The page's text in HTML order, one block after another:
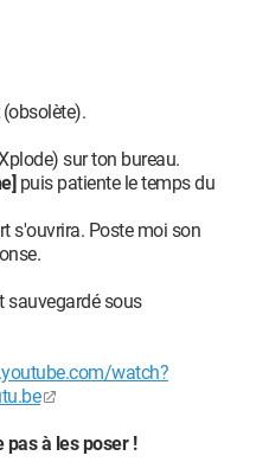
(obsolète).
sur ton bureau.
puis patiente le temps du
s'ouvrira. Poste moi son
sauvegardé sous
watch?
pas à les poser !